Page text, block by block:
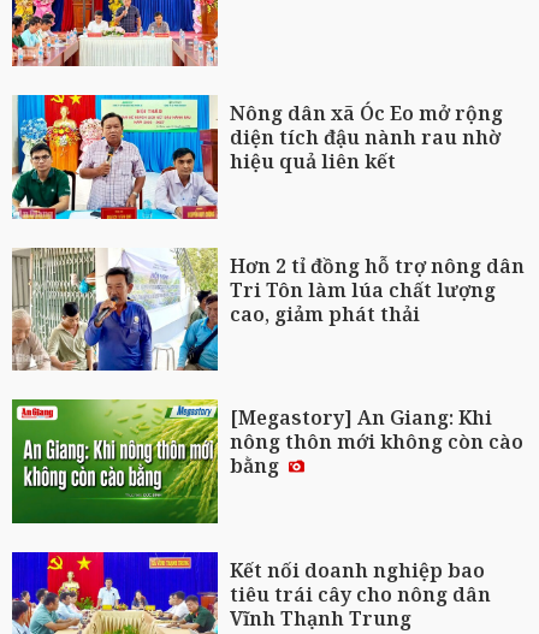
Nông dân xã Óc Eo mở rộng
diện tích đậu nành rau nhờ
hiệu quả liên kết
Hơn 2 tỉ đồng hỗ trợ nông dân
Tri Tôn làm lúa chất lượng
cao, giảm phát thải
[Megastory] An Giang: Khi
nông thôn mới không còn cào
bằng
Kết nối doanh nghiệp bao
tiêu trái cây cho nông dân
Vĩnh Thạnh Trung